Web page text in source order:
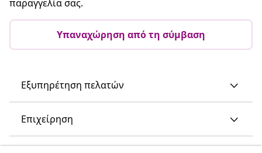
παραγγελία σας.
Υπαναχώρηση από τη σύμβαση
Εξυπηρέτηση πελατών
Επιχείρηση